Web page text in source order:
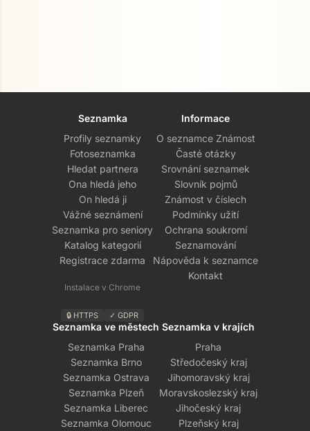
Seznamka
Profily seznamky
Fotoseznamka
Hledat partnera
Ona hledá jeho
On hledá ji
Vážné seznámení
Seznamka pro seniory
Katalog kategorií
Registrace zdarma
Instalace v Chrome
🔒 HTTPS ✓ GDPR
Informace
O seznamce Známost
Časté otázky
Srovnání seznamek
Slovník pojmů
Známost v číslech
Podmínky užití
Ochrana soukromí
Seznamování
Nápověda k seznamce
Kontakt
Seznamka ve městech
Seznamka Praha
Seznamka Brno
Seznamka Ostrava
Seznamka Plzeň
Seznamka Liberec
Seznamka Olomouc
Seznamka v krajích
Praha
Středočeský kraj
Jihomoravský kraj
Moravskoslezský kraj
Jihočeský kraj
Plzeňský kraj